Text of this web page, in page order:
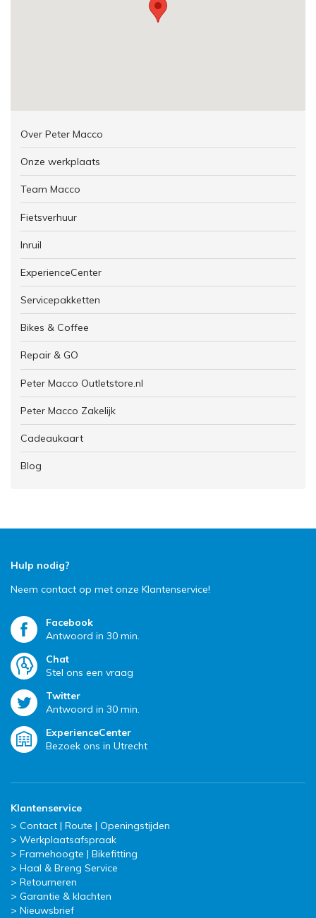
Over Peter Macco
Onze werkplaats
Team Macco
Fietsverhuur
Inruil
ExperienceCenter
Servicepakketten
Bikes & Coffee
Repair & GO
Peter Macco Outletstore.nl
Peter Macco Zakelijk
Cadeaukaart
Blog
Hulp nodig?
Neem contact op met onze Klantenservice!
Facebook
Antwoord in 30 min.
Chat
Stel ons een vraag
Twitter
Antwoord in 30 min.
ExperienceCenter
Bezoek ons in Utrecht
Klantenservice
Contact | Route | Openingstijden
Werkplaatsafspraak
Framehoogte | Bikefitting
Haal & Breng Service
Retourneren
Garantie & klachten
Nieuwsbrief